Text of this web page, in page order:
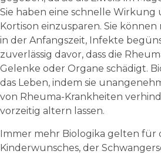
Sie haben eine schnelle Wirkung
Kortison einzusparen. Sie
in der Anfangszeit, Infekte
zuverlässig davor, dass die
Gelenke oder Organe schädigt.
das Leben, indem sie
von Rheuma-Krankheiten
vorzeitig altern lassen.
Immer mehr Biologika gelten für
Kinderwunsches, der